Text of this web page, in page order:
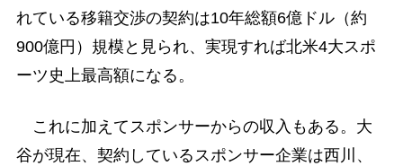
れている移籍交渉の契約は10年総額6億ドル（約
900億円）規模と見られ、実現すれば北米4大スポ
ーツ史上最高額になる。
これに加えてスポンサーからの収入もある。大
谷が現在、契約しているスポンサー企業は西川、